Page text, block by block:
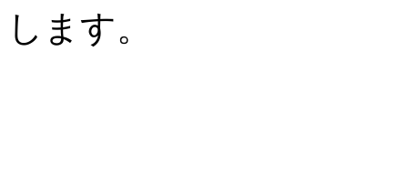
します。